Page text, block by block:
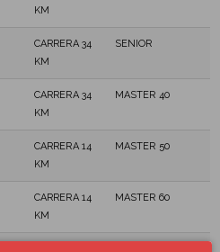
KM
CARRERA 34
KM
SENIOR
CARRERA 34
KM
MASTER 40
CARRERA 14
KM
MASTER 50
CARRERA 14
KM
MASTER 60